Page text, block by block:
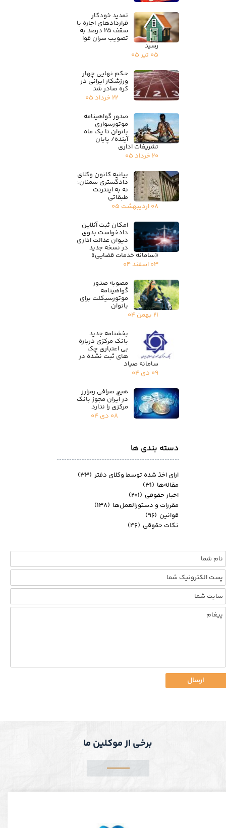
ارسال
دسته بندی ها
تمدید خودکار
قراردادهای اجاره با
سقف ۲۵ درصد به
تصویب سران قوا
رسید
۰۵ تیر ۰۵
حکم نهایی چهار
ورزشکار ایرانی در
کره صادر شد
۲۲ خرداد ۰۵
صدور گواهینامه
موتورسواری
بانوان تا یک ماه
آینده/ پایان
تشریفات اداری
۲۰ خرداد ۰۵
بیانیه کانون وکلای
دادگستری سمنان؛
نه به اینترنت
طبقاتی
۰۸ اردیبهشت ۰۵
امکان ثبت آنلاین
دادخواست بدوی
دیوان عدالت اداری
در نسخه جدید
«سامانه خدمات قضایی»
۰۳ اسفند ۰۴
مصوبه صدور
گواهینامه
موتورسیکلت برای
بانوان
۲۱ بهمن ۰۴
بخشنامه جدید
بانک مرکزی درباره
بی اعتباری چک
های ثبت نشده در
سامانه صیاد
۰۹ دی ۰۴
هیچ صرافی رمزارز
در ایران مجوز بانک
مرکزی را ندارد
۰۸ دی ۰۴
ارای اخذ شده توسط وکلای دفتر (۳۳)
مقاله‌ها (۳۱)
اخبار حقوقی (۲۰۱)
مقررات و دستورالعمل‌ها (۱۳۸)
قوانین (۹۶)
نکات حقوقی (۴۶)
برخی از موکلین ما